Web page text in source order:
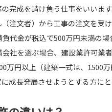
完成を請け負う仕事をいいます
（注文者）から工事の注文を
代金が税込で500万円未満の
社を選ぶ場合、建設業許可業
万円以上（建築一式は、1500
成長発展させようとする方に